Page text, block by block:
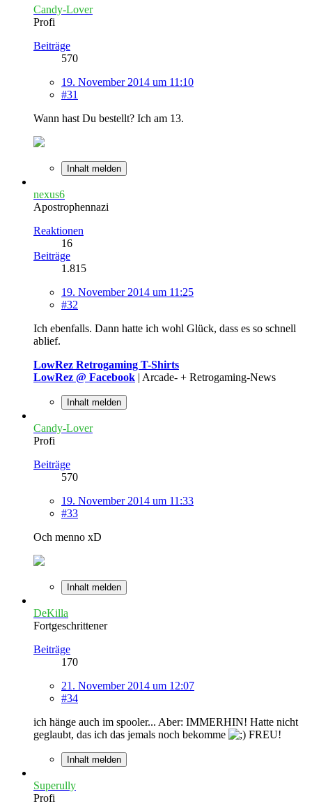
Candy-Lover
Profi
Beiträge
570
19. November 2014 um 11:10
#31
Wann hast Du bestellt? Ich am 13.
Inhalt melden
nexus6
Apostrophennazi
Reaktionen
16
Beiträge
1.815
19. November 2014 um 11:25
#32
Ich ebenfalls. Dann hatte ich wohl Glück, dass es so schnell
ablief.
LowRez Retrogaming T-Shirts
LowRez @ Facebook | Arcade- + Retrogaming-News
Inhalt melden
Candy-Lover
Profi
Beiträge
570
19. November 2014 um 11:33
#33
Och menno xD
Inhalt melden
DeKilla
Fortgeschrittener
Beiträge
170
21. November 2014 um 12:07
#34
ich hänge auch im spooler... Aber: IMMERHIN! Hatte nicht
geglaubt, das ich das jemals noch bekomme
FREU!
Inhalt melden
Superully
Profi